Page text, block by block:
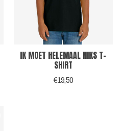
IK MOET HELEMAAL NIKS T-
SHIRT
€19,50